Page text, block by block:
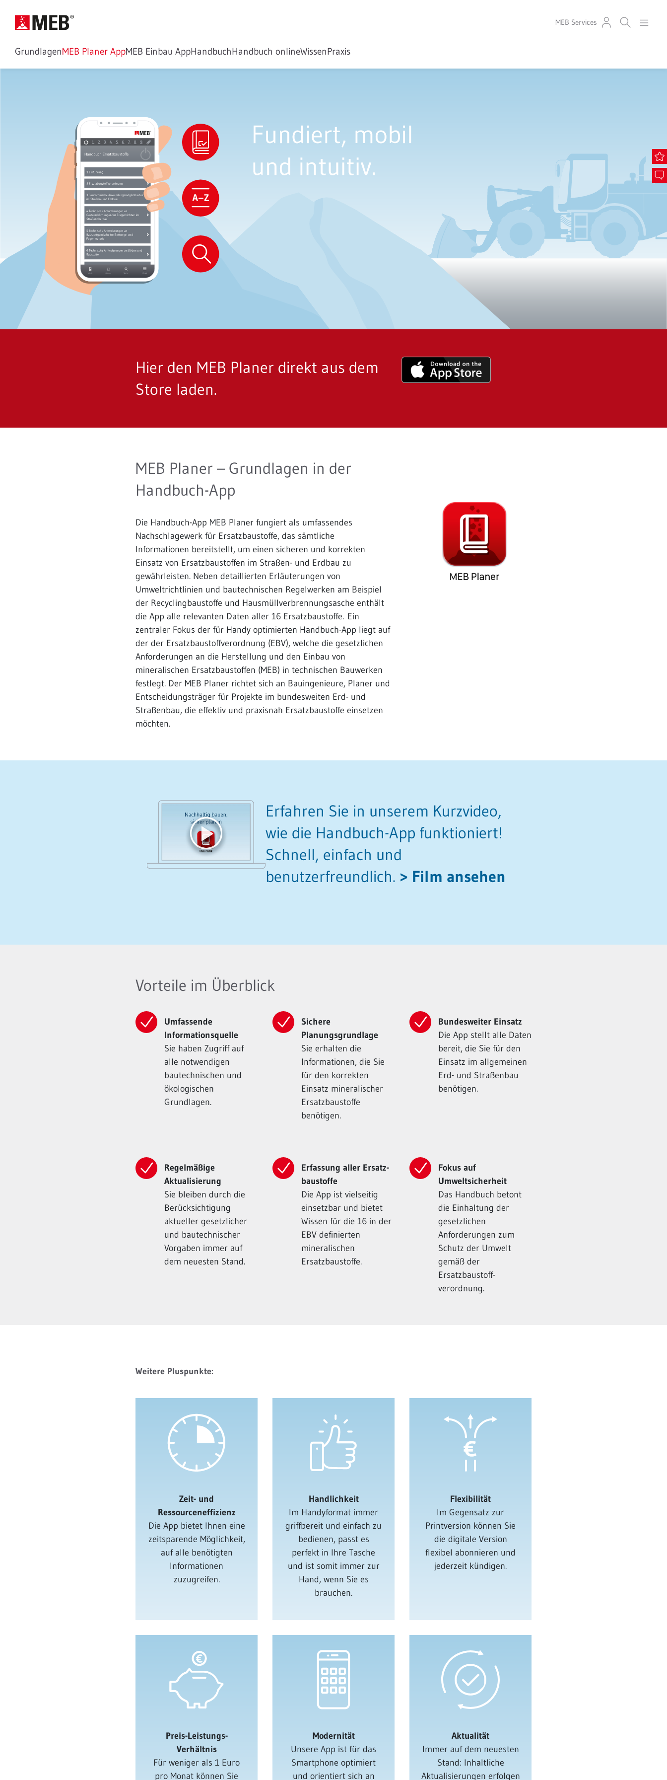
MEB Services
GrundlagenMEB Planer AppMEB Einbau AppHandbuchHandbuch onlineWissenPraxis
Hier den MEB Planer direkt aus dem
Store laden.
MEB Planer – Grundlagen in der
Handbuch-App
Die Handbuch-App MEB Planer fungiert als umfassendes
Nachschlagewerk für Ersatzbaustoffe, das sämtliche
Informationen bereitstellt, um einen sicheren und korrekten
Einsatz von Ersatzbaustoffen im Straßen- und Erdbau zu
gewährleisten. Neben detaillierten Erläuterungen von
Umweltrichtlinien und bautechnischen Regelwerken am Beispiel
der Recyclingbaustoffe und Hausmüllverbrennungsasche enthält
die App alle relevanten Daten aller 16 Ersatzbaustoffe. Ein
zentraler Fokus der für Handy optimierten Handbuch-App liegt auf
der der Ersatzbaustoffverordnung (EBV), welche die gesetzlichen
Anforderungen an die Herstellung und den Einbau von
mineralischen Ersatzbaustoffen (MEB) in technischen Bauwerken
festlegt. Der MEB Planer richtet sich an Bauingenieure, Planer und
Entscheidungsträger für Projekte im bundesweiten Erd- und
Straßenbau, die effektiv und praxisnah Ersatzbaustoffe einsetzen
möchten.
Erfahren Sie in unserem Kurzvideo,
wie die Handbuch-App funktioniert!
Schnell, einfach und
benutzerfreundlich.
Film ansehen
Vorteile im Überblick
Umfassende
Informationsquelle
Sie haben Zugriff auf
alle notwendigen
bautechnischen und
ökologischen
Grundlagen.
Sichere
Planungsgrundlage
Sie erhalten die
Informationen, die Sie
für den korrekten
Einsatz mineralischer
Ersatzbaustoffe
benötigen.
Bundesweiter Einsatz
Die App stellt alle Daten
bereit, die Sie für den
Einsatz im allgemeinen
Erd- und Straßenbau
benötigen.
Regelmäßige
Aktualisierung
Sie bleiben durch die
Berücksichtigung
aktueller gesetzlicher
und bautechnischer
Vorgaben immer auf
dem neuesten Stand.
Erfassung aller Ersatz­
baustoffe
Die App ist vielseitig
einsetzbar und bietet
Wissen für die 16 in der
EBV definierten
mineralischen
Ersatzbaustoffe.
Fokus auf
Umweltsicherheit
Das Handbuch betont
die Einhaltung der
gesetzlichen
Anforderungen zum
Schutz der Umwelt
gemäß der
Ersatzbaustoff­
verordnung.
Weitere Pluspunkte:
Zeit- und
Ressourceneffizienz
Die App bietet Ihnen eine
zeitsparende Möglichkeit,
auf alle benötigten
Informationen
zuzugreifen.
Handlichkeit
Im Handyformat immer
griffbereit und einfach zu
bedienen, passt es
perfekt in Ihre Tasche
und ist somit immer zur
Hand, wenn Sie es
brauchen.
Flexibilität
Im Gegensatz zur
Printversion können Sie
die digitale Version
flexibel abonnieren und
jederzeit kündigen.
Preis-Leistungs-
Verhältnis
Für weniger als 1 Euro
pro Monat können Sie
Modernität
Unsere App ist für das
Smartphone optimiert
und orientiert sich an
Aktualität
Immer auf dem neuesten
Stand: Inhaltliche
Aktualisierungen erfolgen